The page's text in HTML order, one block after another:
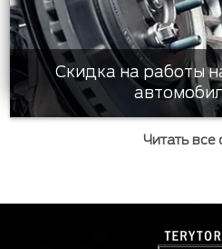
Скидка на работы
Читать все